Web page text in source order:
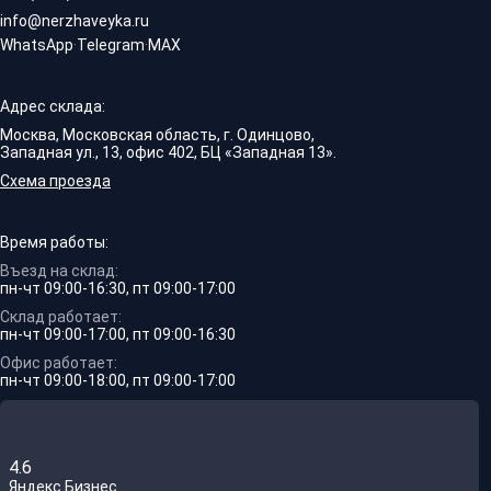
info@nerzhaveyka.ru
WhatsApp·Telegram·MAX
Адрес склада:
Москва, Московская область, г. Одинцово,
Западная ул., 13, офис 402, БЦ «Западная 13».
Схема проезда
Время работы:
Въезд на склад:
пн-чт 09:00-16:30, пт 09:00-17:00
Склад работает:
пн-чт 09:00-17:00, пт 09:00-16:30
Офис работает:
пн-чт 09:00-18:00, пт 09:00-17:00
4.6
Яндекс.Бизнес